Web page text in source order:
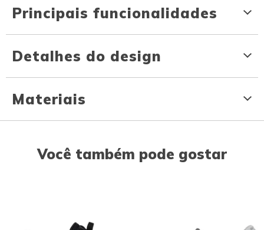
Principais funcionalidades
Detalhes do design
Materiais
Você também pode gostar